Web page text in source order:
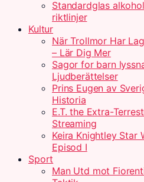
Standardglas
riktlinjer
Kultur
När Trollmor Har
– Lär Dig Mer
Sagor for barn
Ljudberättelser
Prins Eugen av
Historia
E.T. the Extra-
Streaming
Keira Knightley Star
Episod I
Sport
Man Utd mot